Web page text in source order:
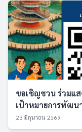
ขอเชิญชวน ร่วมแ
เป้าหมายการพัฒน
23 มิถุนายน 2569